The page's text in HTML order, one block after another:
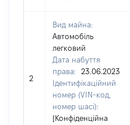
2
Вид майна:
Автомобіль
легковий
Дата набуття
права:
23.06.2023
Ідентифікаційний
номер (VIN-код,
номер шасі):
[Конфіденційна